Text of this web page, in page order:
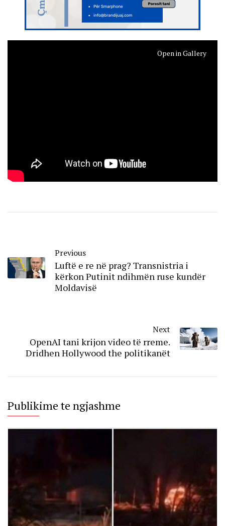
Open in Gallery
Previous
Luftë e re në prag? Transnistria i
kërkon Putinit ndihmën ruse kundër
Moldavisë
Next
OpenAI tani krijon video të rreme.
Dridhen Hollywood the politikanët
Publikime te ngjashme